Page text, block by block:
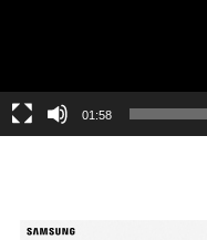
01:58